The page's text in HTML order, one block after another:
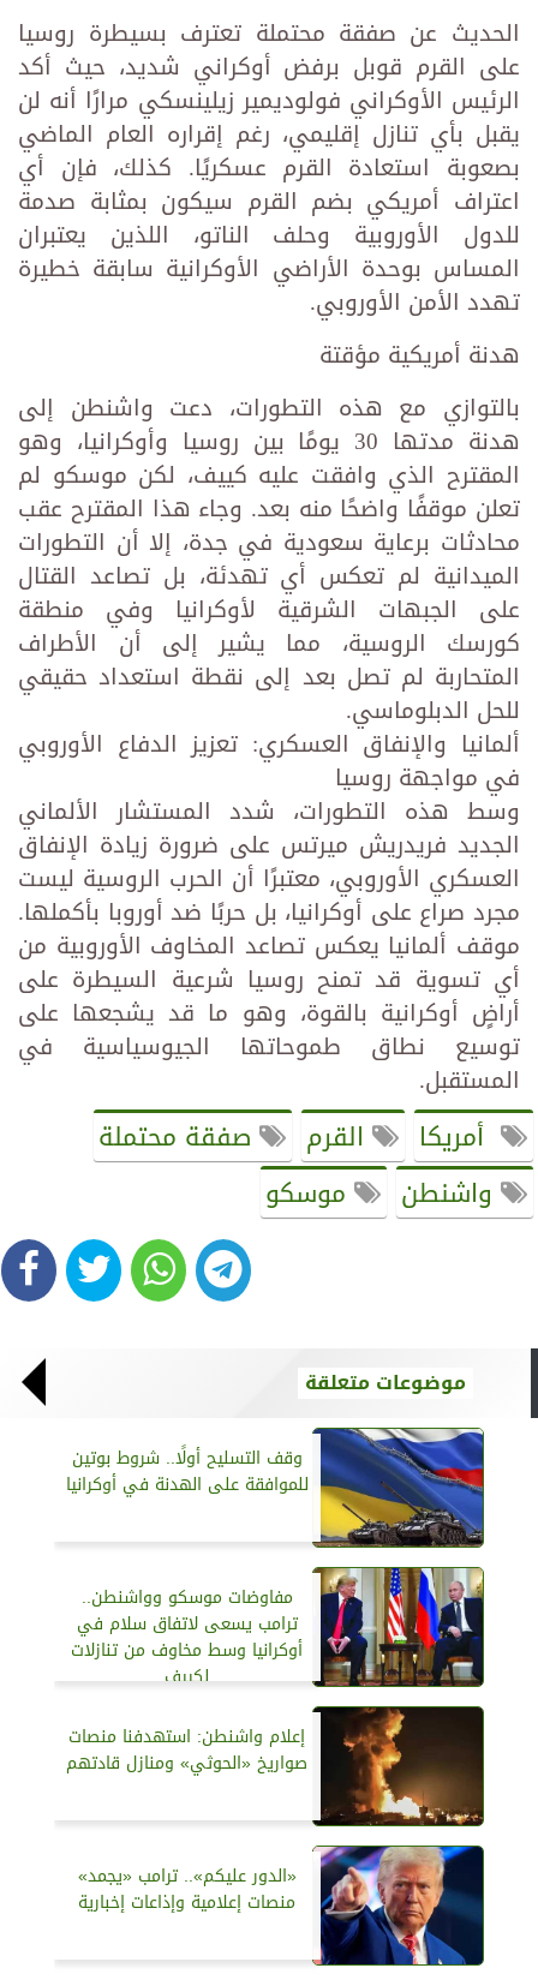
الحديث عن صفقة محتملة تعترف بسيطرة روسيا
على القرم قوبل برفض أوكراني شديد، حيث أكد
الرئيس الأوكراني فولوديمير زيلينسكي مرارًا أنه لن
يقبل بأي تنازل إقليمي، رغم إقراره العام الماضي
بصعوبة استعادة القرم عسكريًا. كذلك، فإن أي
اعتراف أمريكي بضم القرم سيكون بمثابة صدمة
للدول الأوروبية وحلف الناتو، اللذين يعتبران
المساس بوحدة الأراضي الأوكرانية سابقة خطيرة
تهدد الأمن الأوروبي.
هدنة أمريكية مؤقتة
بالتوازي مع هذه التطورات، دعت واشنطن إلى
هدنة مدتها 30 يومًا بين روسيا وأوكرانيا، وهو
المقترح الذي وافقت عليه كييف، لكن موسكو لم
تعلن موقفًا واضحًا منه بعد. وجاء هذا المقترح عقب
محادثات برعاية سعودية في جدة، إلا أن التطورات
الميدانية لم تعكس أي تهدئة، بل تصاعد القتال
على الجبهات الشرقية لأوكرانيا وفي منطقة
كورسك الروسية، مما يشير إلى أن الأطراف
المتحاربة لم تصل بعد إلى نقطة استعداد حقيقي
للحل الدبلوماسي.
ألمانيا والإنفاق العسكري: تعزيز الدفاع الأوروبي
في مواجهة روسيا
وسط هذه التطورات، شدد المستشار الألماني
الجديد فريدريش ميرتس على ضرورة زيادة الإنفاق
العسكري الأوروبي، معتبرًا أن الحرب الروسية ليست
مجرد صراع على أوكرانيا، بل حربًا ضد أوروبا بأكملها.
موقف ألمانيا يعكس تصاعد المخاوف الأوروبية من
أي تسوية قد تمنح روسيا شرعية السيطرة على
أراضٍ أوكرانية بالقوة، وهو ما قد يشجعها على
توسيع نطاق طموحاتها الجيوسياسية في
المستقبل.
أمريكا القرم
صفقة محتملة
واشنطن
موسكو
موضوعات متعلقة
وقف التسليح أولًا.. شروط بوتين
للموافقة على الهدنة في أوكرانيا
مفاوضات موسكو وواشنطن..
ترامب يسعى لاتفاق سلام في
أوكرانيا وسط مخاوف من تنازلات
لكييف
إعلام واشنطن: استهدفنا منصات
صواريخ «الحوثي» ومنازل قادتهم
«الدور عليكم».. ترامب «يجمد»
منصات إعلامية وإذاعات إخبارية